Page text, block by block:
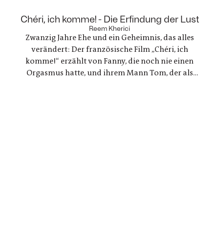
nach Lanzarote reist, um zu trauern und ein
Regisseur, der in einer kreativen Krise steckt - zwei
Geschichten, die zunehmend verschmelzen.
Chéri, ich komme! - Die Erfindung der Lust
Reem Kherici
Zwanzig Jahre Ehe und ein Geheimnis, das alles
verändert: Der französische Film „Chéri, ich
komme!“ erzählt von Fanny, die noch nie einen
Orgasmus hatte, und ihrem Mann Tom, der als